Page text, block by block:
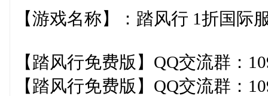
【游戏名称】：踏风行 1折国际
【踏风行免费版】QQ交流群：
【踏风行免费版】QQ交流群：